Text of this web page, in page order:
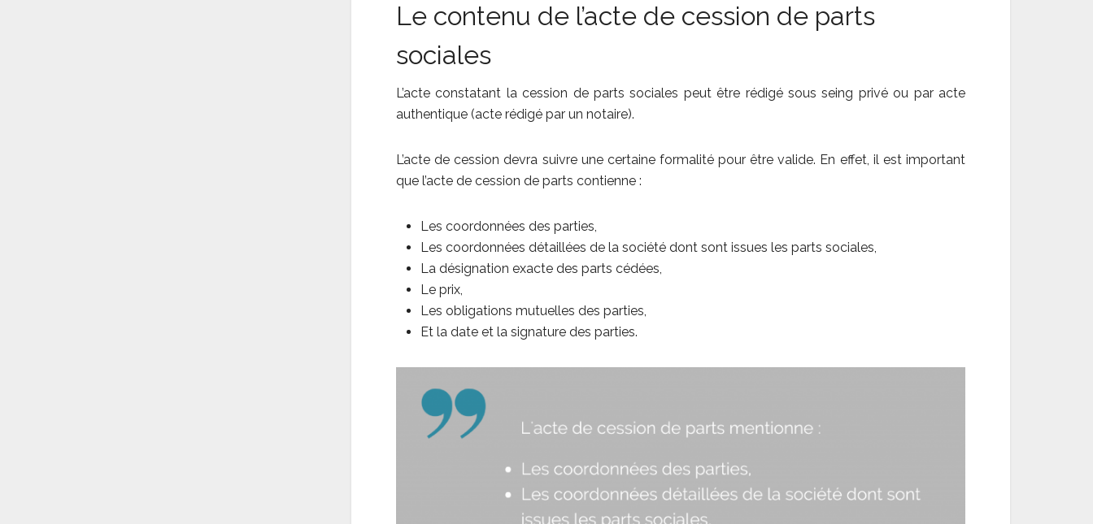
Le contenu de l’acte de cession de parts
sociales
L’acte constatant la cession de parts sociales peut être rédigé sous seing privé ou par acte
authentique (acte rédigé par un notaire).
L’acte de cession devra suivre une certaine formalité pour être valide. En effet, il est important
que l’acte de cession de parts contienne :
Les coordonnées des parties,
Les coordonnées détaillées de la société dont sont issues les parts sociales,
La désignation exacte des parts cédées,
Le prix,
Les obligations mutuelles des parties,
Et la date et la signature des parties.